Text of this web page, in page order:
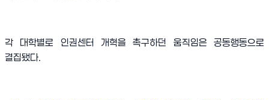
각 대학별로 인권센터 개혁을 촉구하던 움직임은 공동행동으로
결집됐다.